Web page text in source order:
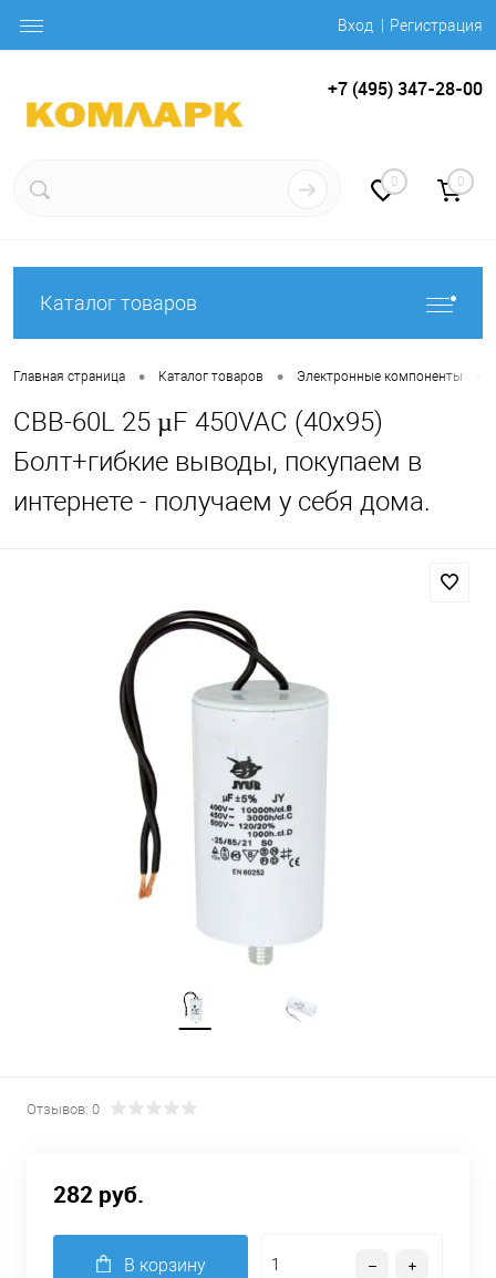
Вход Регистрация
+7 (495) 347-28-00
0 0
Каталог товаров
Главная страница • Каталог товаров • Электронные компоненты
CBB-60L 25 µF 450VAC (40х95)
Болт+гибкие выводы, покупаем в
интернете - получаем у себя дома.
Отзывов: 0
282 руб.
В корзину